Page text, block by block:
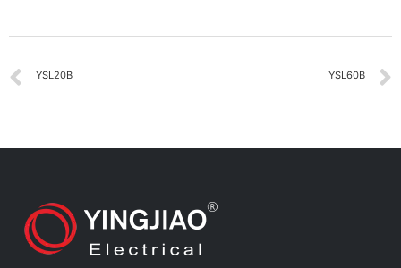
YSL60B
YSL20B